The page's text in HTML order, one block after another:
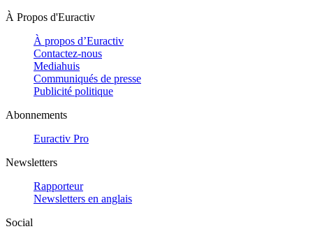
À Propos d'Euractiv
À propos d’Euractiv
Contactez-nous
Mediahuis
Communiqués de presse
Publicité politique
Abonnements
Euractiv Pro
Newsletters
Rapporteur
Newsletters en anglais
Social